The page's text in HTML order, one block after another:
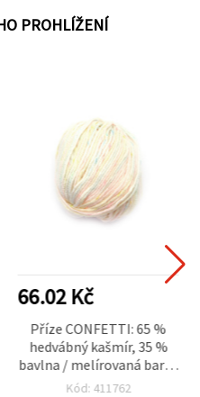
PROHLÍŽENÍ
66.02 Kč
Příze CONFETTI: 65 %
hedvábný kašmír, 35 %
bavlna / melírovaná barva
– 50 g
Kód: 411762